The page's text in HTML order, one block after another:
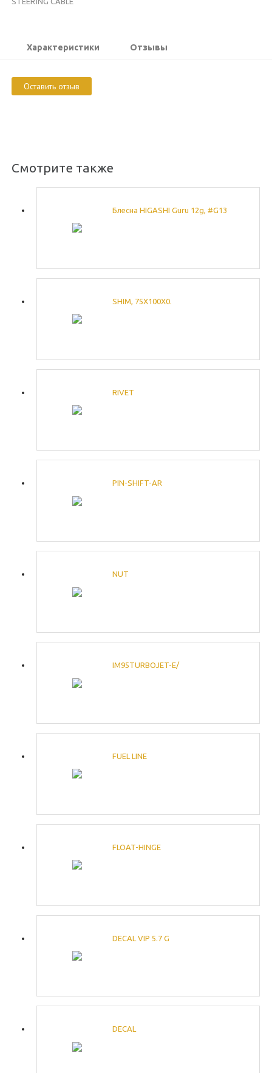
Характеристики Отзывы
Оставить отзыв
Смотрите также
Блесна HIGASHI Guru 12g, #G13
SHIM, 75X100X0.
RIVET
PIN-SHIFT-AR
NUT
IM95TURBOJET-E/
FUEL LINE
FLOAT-HINGE
DECAL VIP 5.7 G
DECAL